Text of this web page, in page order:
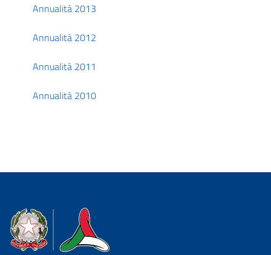
Annualità 2013
Annualità 2012
Annualità 2011
Annualità 2010
Dipartimento della Protezione Civile